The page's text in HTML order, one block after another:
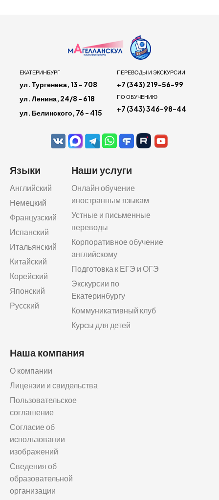
ЕКАТЕРИНБУРГ
ул. Тургенева, 13 - 708
ул. Ленина, 24/8 - 618
ул. Белинского, 76 - 415
ПЕРЕВОДЫ И ЭКСКУРСИИ
+7 (343) 219-56-99
ПО ОБУЧЕНИЮ
+7 (343) 346-98-44
Языки
Английский
Немецкий
Французский
Испанский
Итальянский
Китайский
Корейский
Японский
Русский
Наши услуги
Онлайн обучение
иностранным языкам
Устные и письменные
переводы
Корпоративное обучение
английскому
Подготовка к ЕГЭ и ОГЭ
Экскурсии по
Екатеринбургу
Коммуникативный клуб
Курсы для детей
Наша компания
О компании
Лицензии и свидельства
Пользовательское
соглашение
Согласие об
использовании
изображений
Сведения об
образовательной
организации